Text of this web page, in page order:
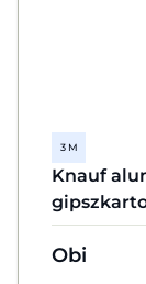
3 M
Knauf
Obi